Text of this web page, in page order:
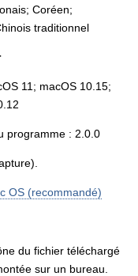
Coréen;
traditionnel
11; macOS 10.15;
programme : 2.0.0
OS (recommandé)
du fichier téléchargé
sur un bureau.